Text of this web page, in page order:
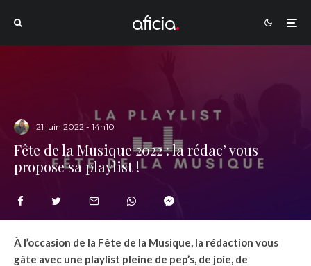
21 juin 2022 - 14h10
Fête de la Musique 2022 : la rédac’ vous
propose sa playlist !
À l’occasion de la Fête de la Musique, la rédaction vous
gâte avec une playlist pleine de pep’s, de joie, de